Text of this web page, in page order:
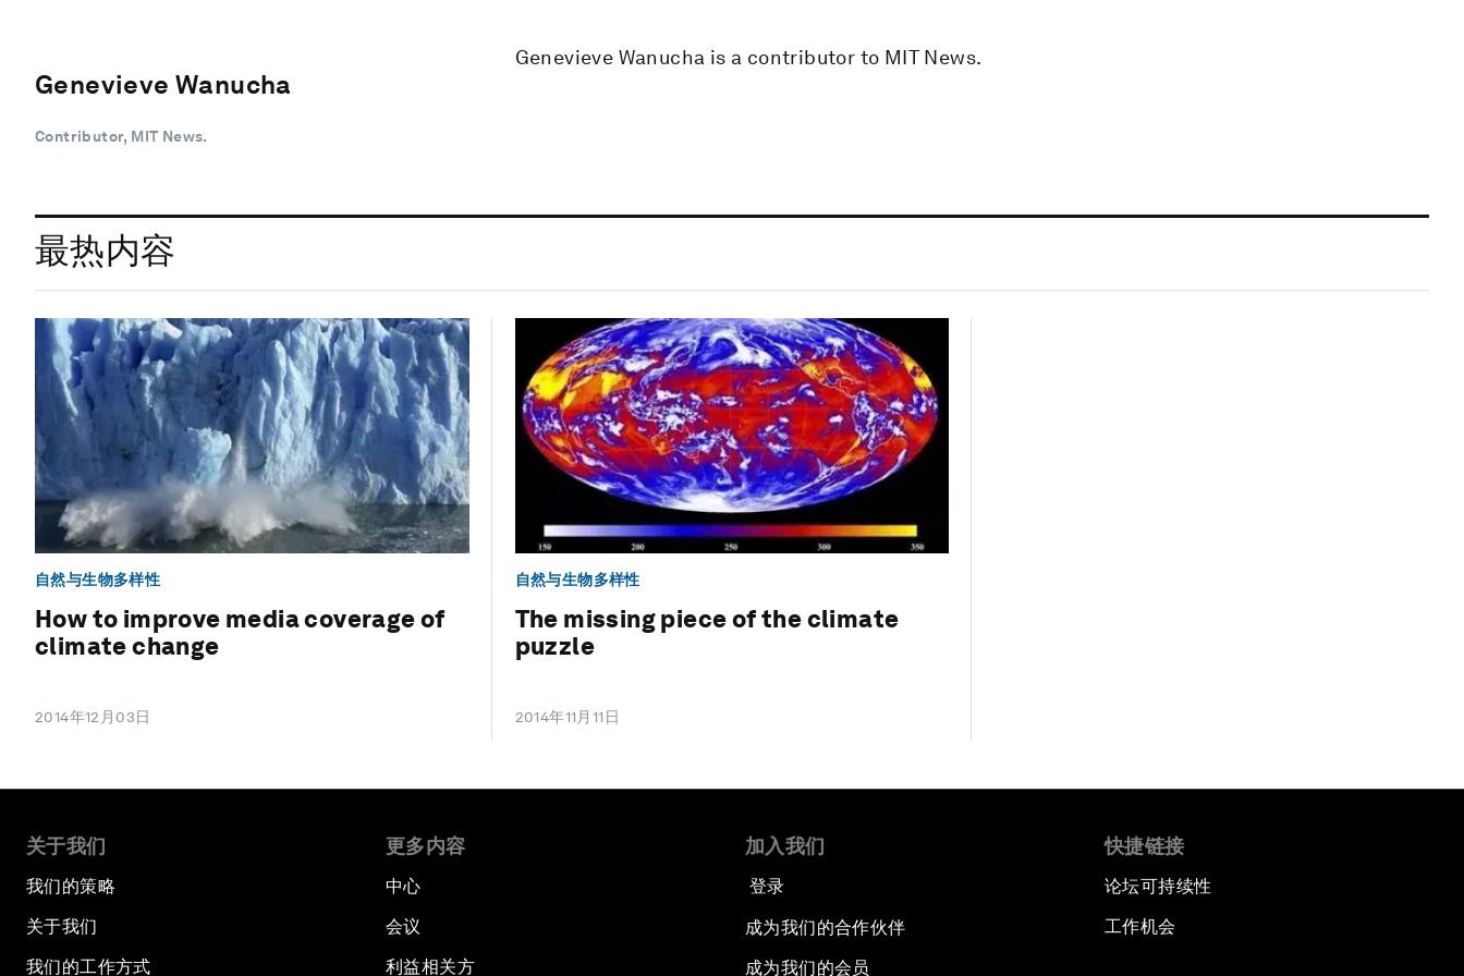
Genevieve Wanucha
Contributor, MIT News.
Genevieve Wanucha is a contributor to MIT News.
最热内容
自然与生物多样性
How to improve media coverage of
climate change
2014年12月03日
自然与生物多样性
The missing piece of the climate
puzzle
2014年11月11日
关于我们
我们的策略
关于我们
我们的工作方式
更多内容
中心
会议
利益相关方
加入我们
登录
成为我们的合作伙伴
成为我们的会员
快捷链接
论坛可持续性
工作机会